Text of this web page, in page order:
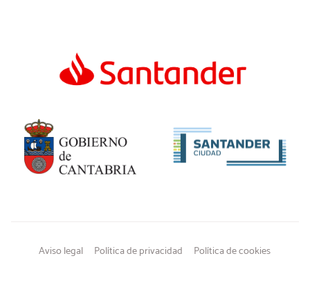
Aviso legal Política de privacidad Política de cookies